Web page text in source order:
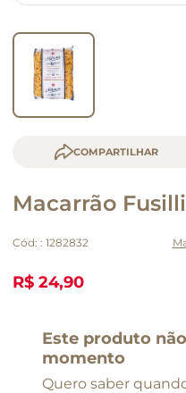
COMPARTILHAR
Macarrão
Cód: : 1282832
R$ 24,90
Este produto
momento
Quero saber